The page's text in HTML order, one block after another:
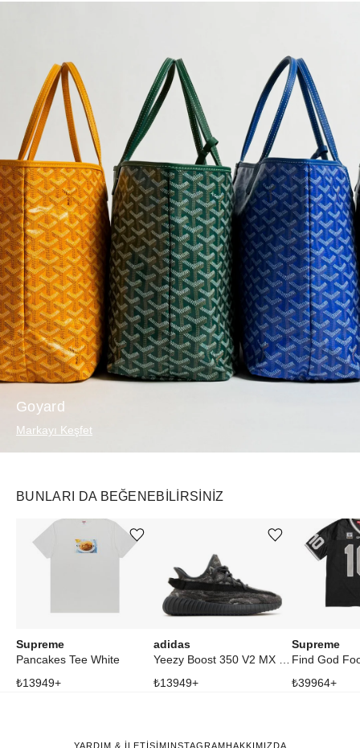
Goyard
Markayı Keşfet
BUNLARI DA BEĞENEBILIRSINIZ
Supreme
Pancakes Tee White
₺13949+
Ürünü istek listesine ekle veya listeden çıkar
adidas
Yeezy Boost 350 V2 MX Dark Salt
₺13949+
Ürünü istek listesine ekle veya listeden çıkar
Supreme
₺39964+
YARDIM & İLETİŞİM HAKKIMIZDA
INSTAGRAM